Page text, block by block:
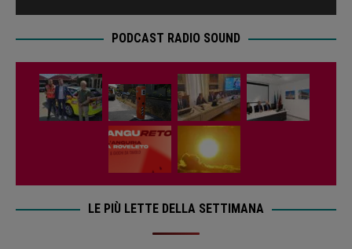
PODCAST RADIO SOUND
LE PIÙ LETTE DELLA SETTIMANA